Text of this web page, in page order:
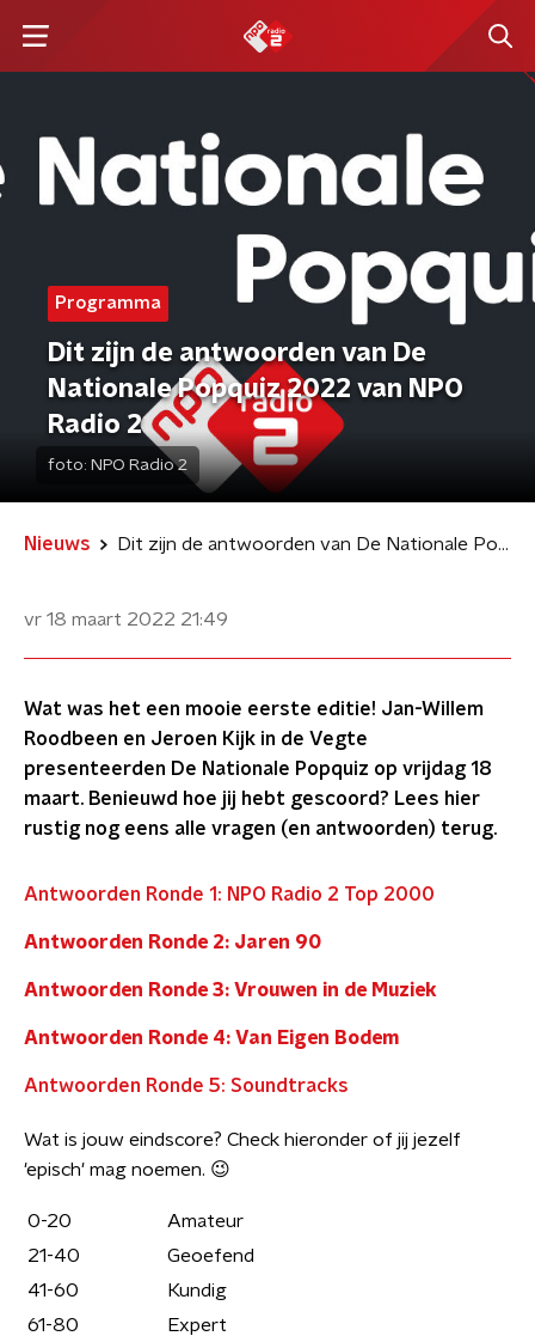
Programma
Dit zijn de antwoorden van De
Nationale Popquiz 2022 van NPO
Radio 2
foto: NPO Radio 2
Nieuws Dit zijn de antwoorden van De Nationale Popquiz 2022 van NPO Radio 2
vr 18 maart 2022 21:49
Wat was het een mooie eerste editie! Jan-Willem
Roodbeen en Jeroen Kijk in de Vegte
presenteerden De Nationale Popquiz op vrijdag 18
maart. Benieuwd hoe jij hebt gescoord? Lees hier
rustig nog eens alle vragen (en antwoorden) terug.
Antwoorden Ronde 1: NPO Radio 2 Top 2000
Antwoorden Ronde 2: Jaren 90
Antwoorden Ronde 3: Vrouwen in de Muziek
Antwoorden Ronde 4: Van Eigen Bodem
Antwoorden Ronde 5: Soundtracks
Wat is jouw eindscore? Check hieronder of jij jezelf
'episch' mag noemen. 😉
0-20
Amateur
21-40
Geoefend
41-60
Kundig
61-80
Expert